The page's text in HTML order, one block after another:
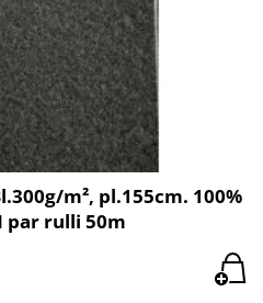
m², pl.155cm. 100%
par rulli 50m